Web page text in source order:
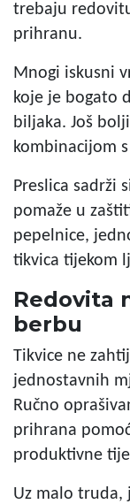
trebaju
prihranu.
Mnogi iskusni
koje je bogato
biljaka. Još
kombinacijom
Preslica sadrži
pomaže u
pepelnice,
tikvica tijekom
Redovita
berbu
Tikvice ne
jednostavnih
Ručno
prihrana
produktivne
Uz malo truda,